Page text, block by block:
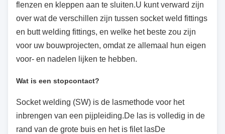
flenzen en kleppen aan te sluiten.U kunt verward zijn
over wat de verschillen zijn tussen socket weld fittings
en butt welding fittings, en welke het beste zou zijn
voor uw bouwprojecten, omdat ze allemaal hun eigen
voor- en nadelen lijken te hebben.
Wat is een stopcontact?
Socket welding (SW) is de lasmethode voor het
inbrengen van een pijpleiding.De las is volledig in de
rand van de grote buis en het is filet lasDe